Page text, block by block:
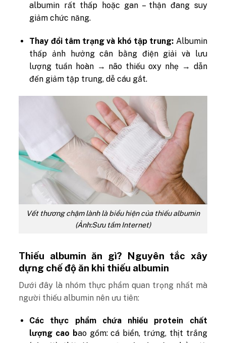
albumin rất thấp hoặc gan – thận đang suy
giảm chức năng.
Thay đổi tâm trạng và khó tập trung: Albumin
thấp ảnh hưởng cân bằng điện giải và lưu
lượng tuần hoàn → não thiếu oxy nhẹ → dẫn
đến giảm tập trung, dễ cáu gắt.
Vết thương chậm lành là biểu hiện của thiếu albumin
(Ảnh:Sưu tầm Internet)
Thiếu albumin ăn gì? Nguyên tắc xây
dựng chế độ ăn khi thiếu albumin
Dưới đây là nhóm thực phẩm quan trọng nhất mà
người thiếu albumin nên ưu tiên:
Các thực phẩm chứa nhiều protein chất
lượng cao bao gồm: cá biển, trứng, thịt trắng